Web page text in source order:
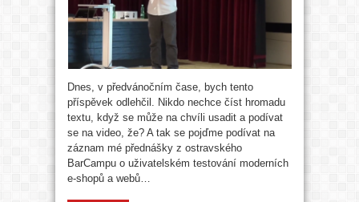
Dnes, v předvánočním čase, bych tento
příspěvek odlehčil. Nikdo nechce číst hromadu
textu, když se může na chvíli usadit a podívat
se na video, že? A tak se pojďme podívat na
záznam mé přednášky z ostravského
BarCampu o uživatelském testování moderních
e-shopů a webů…